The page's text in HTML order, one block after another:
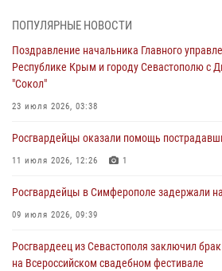
мужчину
Росгвардия в Крыму и Севастополе
правонарушителей
03 августа 2026, 14:08
В Симферополе росгвардейцы задержали
подозреваемого в совершении серии краж
Росгвардейцы оперативно задержали
30 июля 2026, 12:13
ПОПУЛЯРНЫЕ НОВОСТИ
Поздравление начальника Главного
Республике Крым и городу Севастополю с
"Сокол"
23 июля 2026, 03:38
Росгвардейцы оказали помощь
11 июля 2026, 12:26 1
Росгвардейцы в Симферополе задержали
09 июля 2026, 09:39
Росгвардеец из Севастополя заключил
на Всероссийском свадебном фестивале